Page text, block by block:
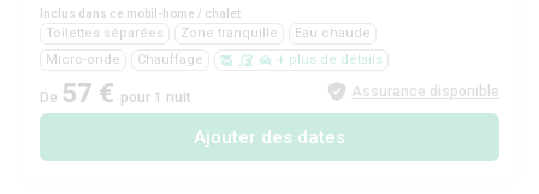
Inclus dans ce mobil-home / chalet
Toilettes séparées Zone tranquille
Eau chaude
Micro-onde
Chauffage + plus de détails
De 57 € pour 1 nuit Assurance disponible
Ajouter des dates